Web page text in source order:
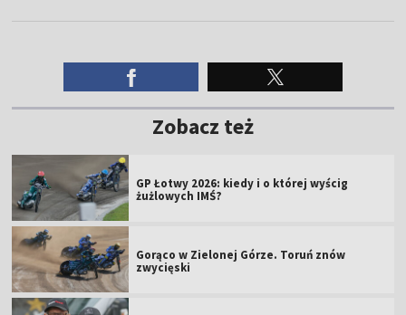
Zobacz też
GP Łotwy 2026: kiedy i o której wyścig
żużlowych IMŚ?
Gorąco w Zielonej Górze. Toruń znów
zwycięski